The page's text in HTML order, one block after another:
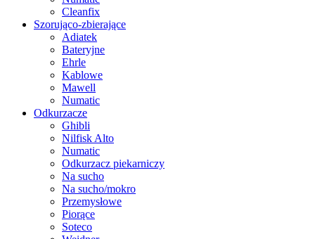
Cleanfix
Szorująco-zbierające
Adiatek
Bateryjne
Ehrle
Kablowe
Mawell
Numatic
Odkurzacze
Ghibli
Nilfisk Alto
Numatic
Odkurzacz piekarniczy
Na sucho
Na sucho/mokro
Przemysłowe
Piorące
Soteco